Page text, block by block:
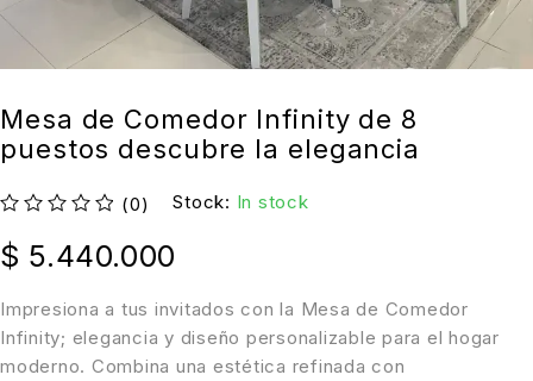
Mesa de Comedor Infinity de 8
puestos descubre la elegancia
(0) Stock: In stock
Impresiona a tus invitados con la Mesa de Comedor
Infinity; elegancia y diseño personalizable para el hogar
moderno. Combina una estética refinada con
$ 5.440.000